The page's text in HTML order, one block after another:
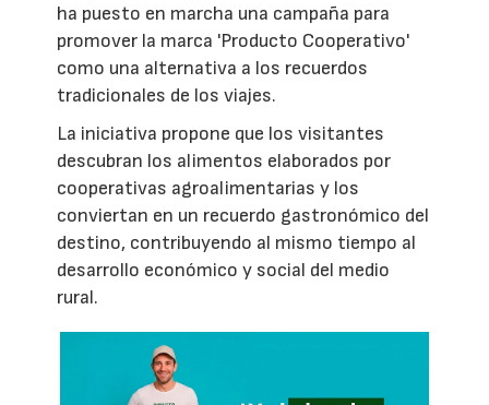
ha puesto en marcha una campaña para
promover la marca 'Producto Cooperativo'
como una alternativa a los recuerdos
tradicionales de los viajes.
La iniciativa propone que los visitantes
descubran los alimentos elaborados por
cooperativas agroalimentarias y los
conviertan en un recuerdo gastronómico del
destino, contribuyendo al mismo tiempo al
desarrollo económico y social del medio
rural.